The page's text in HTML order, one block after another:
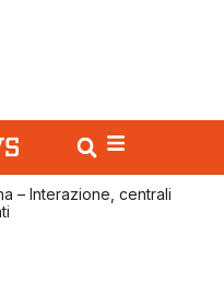
– Interazione, centrali